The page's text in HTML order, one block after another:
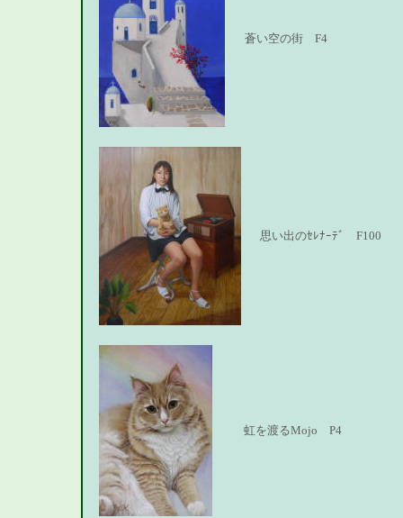
蒼い空の街 F4
思い出のｾﾚﾅｰﾃﾞ F100
虹を渡るMojo P4